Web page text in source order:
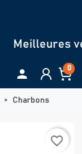
Meilleures
 0
Charbons
favorite_border